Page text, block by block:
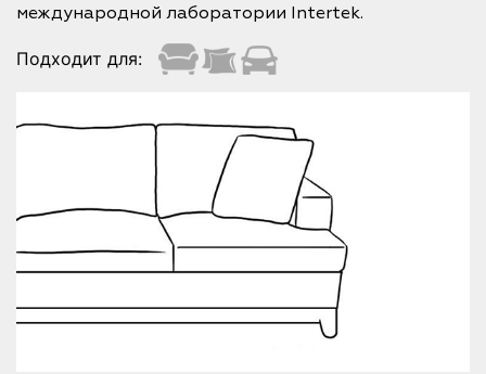
международной лаборатории Intertek.
Подходит для: